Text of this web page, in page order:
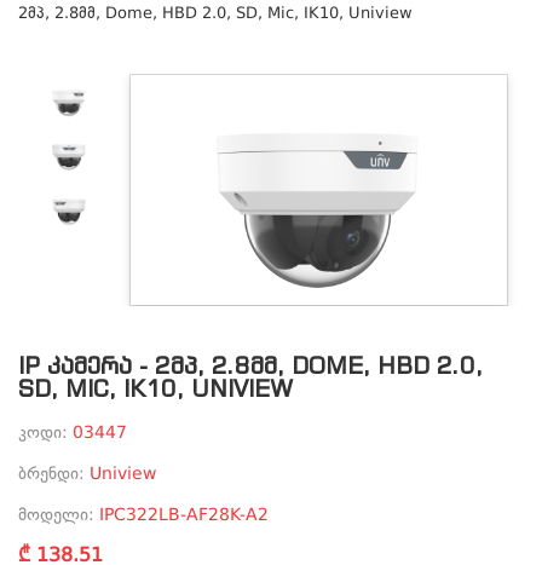
2მპ, 2.8მმ, Dome, HBD 2.0, SD, Mic, IK10, Uniview
IP ᲙᲐᲛᲔᲠᲐ - 2ᲛᲞ, 2.8ᲛᲛ, DOME, HBD 2.0,
SD, MIC, IK10, UNIVIEW
კოდი: 03447
ბრენდი: Uniview
მოდელი: IPC322LB-AF28K-A2
₾ 138.51